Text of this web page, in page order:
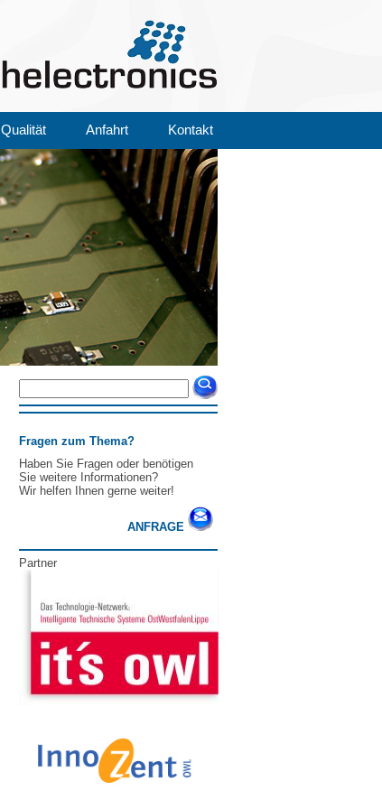
Qualität Anfahrt Kontakt
Fragen zum Thema?
Haben Sie Fragen oder benötigen
Sie weitere Informationen?
Wir helfen Ihnen gerne weiter!
ANFRAGE
Partner